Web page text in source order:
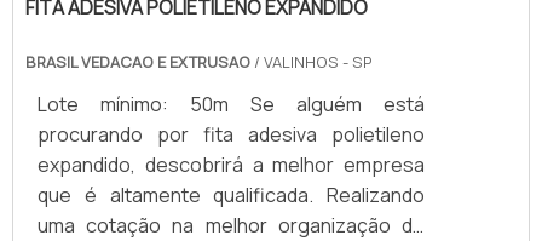
FITA ADESIVA POLIETILENO EXPANDIDO
BRASIL VEDACAO E EXTRUSAO / VALINHOS - SP
Lote mínimo: 50m Se alguém está
procurando por fita adesiva polietileno
expandido, descobrirá a melhor empresa
que é altamente qualificada. Realizando
uma cotação na melhor organização do